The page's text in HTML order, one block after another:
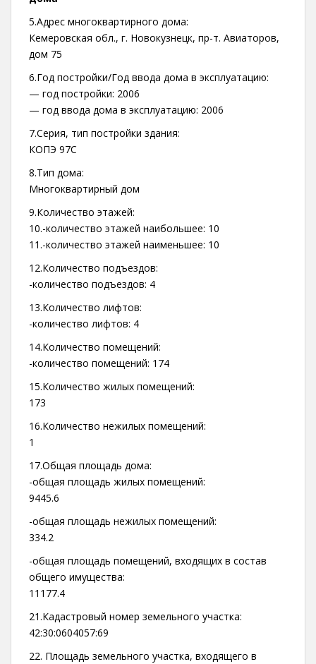
5.Адрес многоквартирного дома:
Кемеровская обл., г. Новокузнецк, пр-т. Авиаторов,
дом 75
6.Год постройки/Год ввода дома в эксплуатацию:
— год постройки: 2006
— год ввода дома в эксплуатацию: 2006
7.Серия, тип постройки здания:
КОПЭ 97С
8.Тип дома:
Многоквартирный дом
9.Количество этажей:
10.-количество этажей наибольшее: 10
11.-количество этажей наименьшее: 10
12.Количество подъездов:
-количество подъездов: 4
13.Количество лифтов:
-количество лифтов: 4
14.Количество помещений:
-количество помещений: 174
15.Количество жилых помещений:
173
16.Количество нежилых помещений:
1
17.Общая площадь дома:
-общая площадь жилых помещений:
9445.6
-общая площадь нежилых помещений:
334.2
-общая площадь помещений, входящих в состав
общего имущества:
11177.4
21.Кадастровый номер земельного участка:
42:30:0604057:69
22. Площадь земельного участка, входящего в